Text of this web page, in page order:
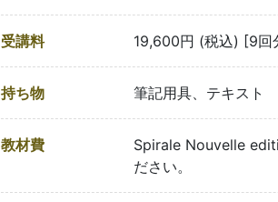
受講料 19,600円 (税込) [9回
持ち物 筆記用具、テキスト
教材費
Spirale Nouvelle
ださい。